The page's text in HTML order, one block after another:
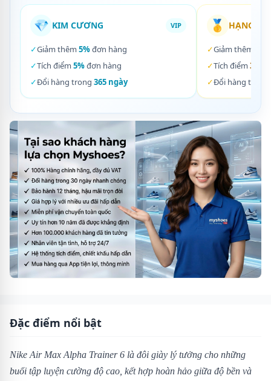
💎 KIM CƯƠNG VIP
✓Giảm thêm 5%đơn hàng
✓Tích điểm 5%đơn hàng
✓Đổi hàng trong 365 ngày
🥇 HẠNG
✓Giảm thêm
✓Tích điểm 3%
✓Đổi hàng trong
Đặc điểm nổi bật
Nike Air Max Alpha Trainer 6 là đôi giày lý tưởng cho những
buổi tập luyện cường độ cao, kết hợp hoàn hảo giữa độ bền và